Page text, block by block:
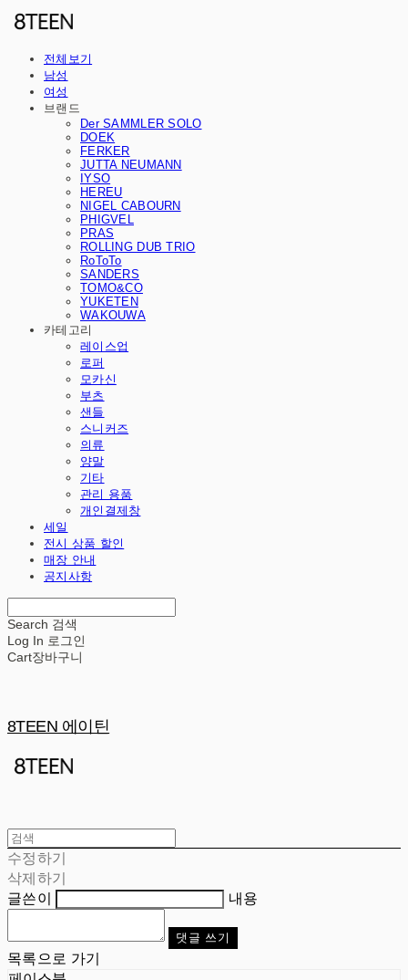
전체보기
남성
여성
브랜드
Der SAMMLER SOLO
DOEK
FERKER
JUTTA NEUMANN
IYSO
HEREU
NIGEL CABOURN
PHIGVEL
PRAS
ROLLING DUB TRIO
RoToTo
SANDERS
TOMO&CO
YUKETEN
WAKOUWA
카테고리
레이스업
로퍼
모카신
부츠
샌들
스니커즈
의류
양말
기타
관리 용품
개인결제창
세일
전시 상품 할인
매장 안내
공지사항
Search 검색
Log In 로그인
Cart장바구니
8TEEN 에이틴
수정하기
삭제하기
글쓴이
내용
댓글 쓰기
목록으로 가기